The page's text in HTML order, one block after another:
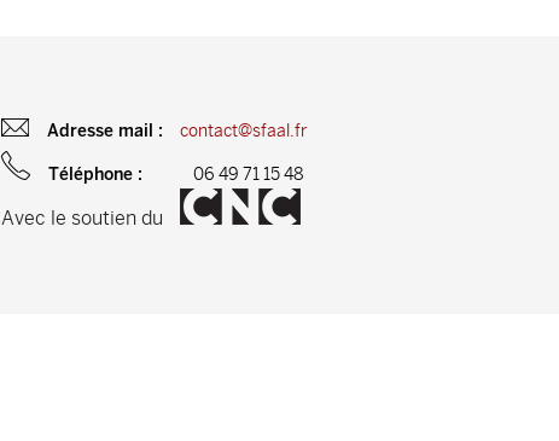
Adresse mail : contact@sfaal.fr
Téléphone : 06 49 71 15 48
Avec le soutien du